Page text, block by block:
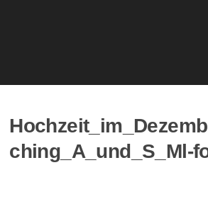
ching_A_und_S_Ml-